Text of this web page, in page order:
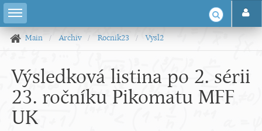
Main Archiv Rocnik23 Vysl2
Výsledková listina po 2. sérii
23. ročníku Pikomatu MFF
UK